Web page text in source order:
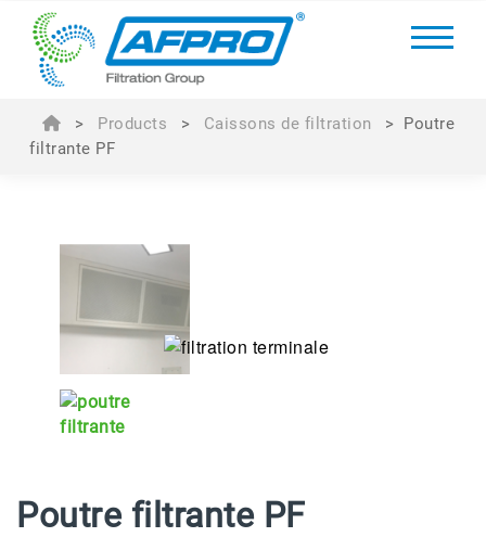
> Products > Caissons de filtration > Poutre
filtrante PF
Poutre filtrante PF